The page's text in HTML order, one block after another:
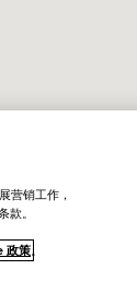
营销工作，
款。
政策